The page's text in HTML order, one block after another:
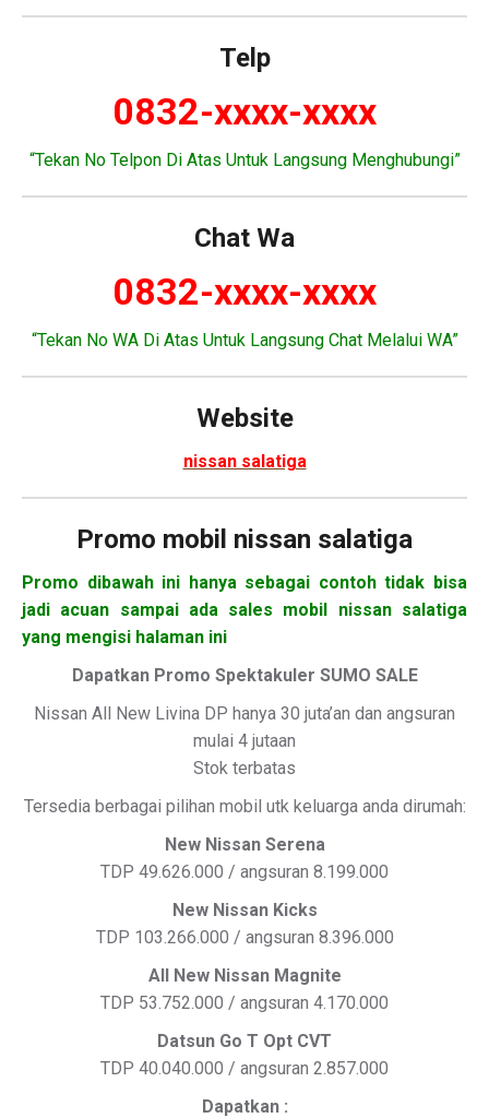
Telp
0832-xxxx-xxxx
“Tekan No Telpon Di Atas Untuk Langsung Menghubungi”
Chat Wa
0832-xxxx-xxxx
“Tekan No WA Di Atas Untuk Langsung Chat Melalui WA”
Website
nissan salatiga
Promo mobil nissan salatiga
Promo dibawah ini hanya sebagai contoh tidak bisa
jadi acuan sampai ada sales mobil nissan salatiga
yang mengisi halaman ini
Dapatkan Promo Spektakuler SUMO SALE
Nissan All New Livina DP hanya 30 juta’an dan angsuran
mulai 4 jutaan
Stok terbatas
Tersedia berbagai pilihan mobil utk keluarga anda dirumah:
New Nissan Serena
TDP 49.626.000 / angsuran 8.199.000
New Nissan Kicks
TDP 103.266.000 / angsuran 8.396.000
All New Nissan Magnite
TDP 53.752.000 / angsuran 4.170.000
Datsun Go T Opt CVT
TDP 40.040.000 / angsuran 2.857.000
Dapatkan :